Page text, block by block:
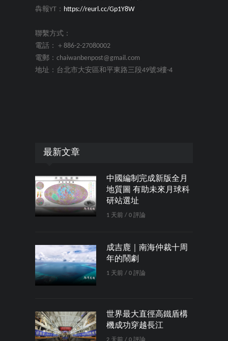
犇報YT： https://reurl.cc/Gp1Y8W
聯繫方式：
電話：＋886-2-27080002
電郵：chaiwanbenpost@gmail.com
地址：台北市大安區和平東路三段49號3樓-4
最新文章
中國編制完成新版全月
地質圖 有助未來月球科
研站選址
1 天前 / 0 評論
成吉鹿｜南海仲裁十周
年的鬧劇
1 天前 / 0 評論
世界最大直徑高鐵盾構
機成功穿越長江